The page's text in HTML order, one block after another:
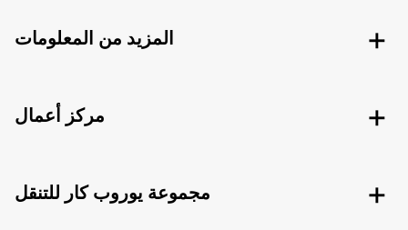
المزيد من المعلومات
مركز أعمال
مجموعة يوروب كار للتنقل